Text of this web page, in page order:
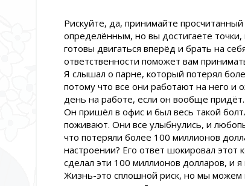
Рискуйте, да, принимайте
определённым, но вы достигаете точки,
готовы двигаться вперёд и брать на
ответственности поможет вам
Я слышал о парне, который потерял
потому что все они работают на него
день на работе, если он вообще придёт.
Он пришёл в офис и был весь такой
поживают. Они все улыбнулись, и
что потеряли более 100 миллионов
настроении? Его ответ шокировал этот
сделал эти 100 миллионов долларов, и я
Жизнь-это сплошной риск, но мы можем